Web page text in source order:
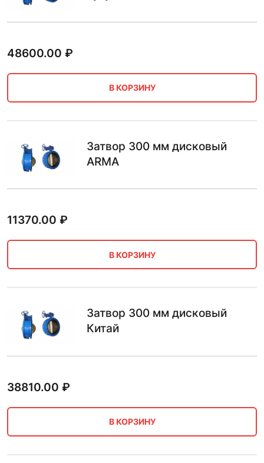
48600.00 ₽
В КОРЗИНУ
Затвор 300 мм дисковый
ARMA
11370.00 ₽
В КОРЗИНУ
Затвор 300 мм дисковый
Китай
38810.00 ₽
В КОРЗИНУ